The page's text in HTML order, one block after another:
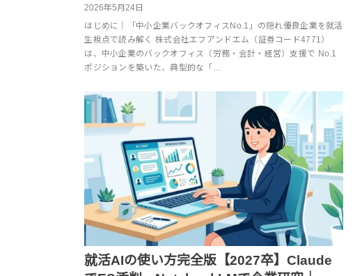
2026年5月24日
はじめに｜「中小企業バックオフィスNo.1」の隠れ優良企業を就活
生視点で読み解く 株式会社エフアンドエム（証券コード4771）
は、中小企業のバックオフィス（労務・会計・経営）支援で No.1
ポジションを築いた、典型的な「…
就活AIの使い方完全版【2027卒】Claude